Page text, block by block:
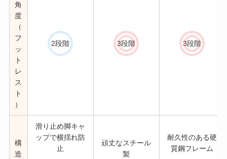
角
度
（
フ
ッ
ト
レ
ス
ト
）
2段階 3段階 3段階
構
造
滑り止め脚キャ
ップで横揺れ防
止
頑丈なスチール
製
耐久性のある硬
質鋼フレーム